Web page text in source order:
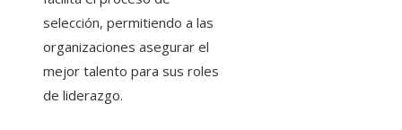
selección, permitiendo a las
organizaciones asegurar el
mejor talento para sus roles
de liderazgo.